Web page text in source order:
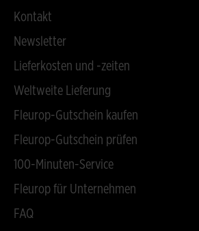
Kontakt
Newsletter
Lieferkosten und -zeiten
Weltweite Lieferung
Fleurop-Gutschein kaufen
Fleurop-Gutschein prüfen
100-Minuten-Service
Fleurop für Unternehmen
FAQ